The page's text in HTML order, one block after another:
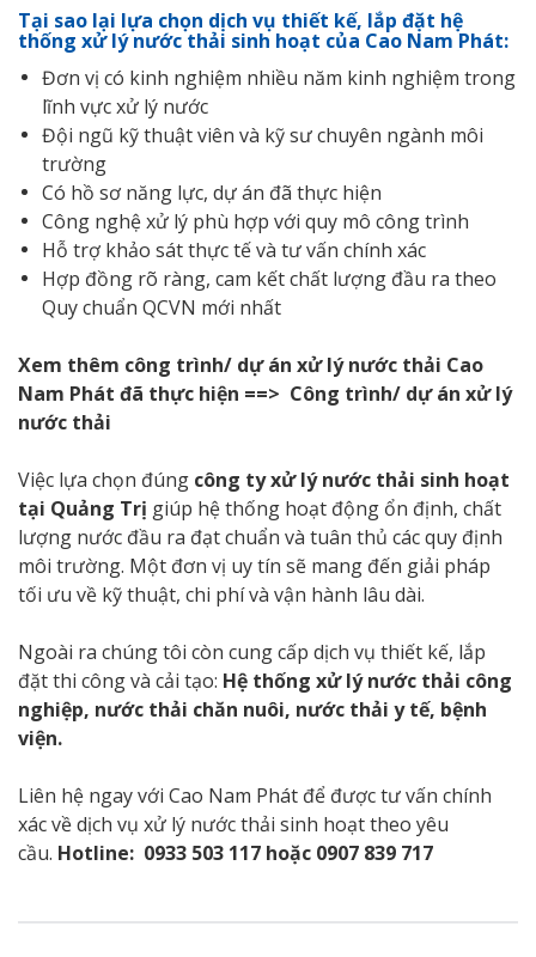
Tại sao lại lựa chọn dịch vụ thiết kế, lắp đặt hệ
thống xử lý nước thải sinh hoạt của Cao Nam Phát:
Đơn vị có kinh nghiệm nhiều năm kinh nghiệm trong
lĩnh vực xử lý nước
Đội ngũ kỹ thuật viên và kỹ sư chuyên ngành môi
trường
Có hồ sơ năng lực, dự án đã thực hiện
Công nghệ xử lý phù hợp với quy mô công trình
Hỗ trợ khảo sát thực tế và tư vấn chính xác
Hợp đồng rõ ràng, cam kết chất lượng đầu ra theo
Quy chuẩn QCVN mới nhất
Xem thêm công trình/ dự án xử lý nước thải Cao
Nam Phát đã thực hiện ==> Công trình/ dự án xử lý
nước thải
Việc lựa chọn đúng công ty xử lý nước thải sinh hoạt
tại Quảng Trị giúp hệ thống hoạt động ổn định, chất
lượng nước đầu ra đạt chuẩn và tuân thủ các quy định
môi trường. Một đơn vị uy tín sẽ mang đến giải pháp
tối ưu về kỹ thuật, chi phí và vận hành lâu dài.
Ngoài ra chúng tôi còn cung cấp dịch vụ thiết kế, lắp
đặt thi công và cải tạo: Hệ thống xử lý nước thải công
nghiệp, nước thải chăn nuôi, nước thải y tế, bệnh
viện.
Liên hệ ngay với Cao Nam Phát để được tư vấn chính
xác về dịch vụ xử lý nước thải sinh hoạt theo yêu
cầu. Hotline: 0933 503 117 hoặc 0907 839 717